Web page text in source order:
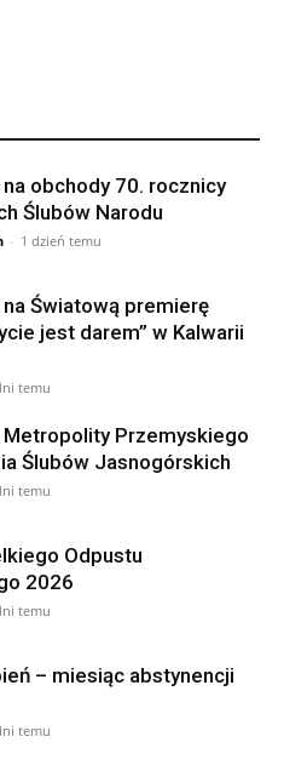
obchody 70. rocznicy
Ślubów Narodu
- 1 dzień temu
Światową premierę
jest darem” w Kalwarii
temu
Przemyskiego
Ślubów Jasnogórskich
temu
Odpustu
2026
temu
– miesiąc abstynencji
temu